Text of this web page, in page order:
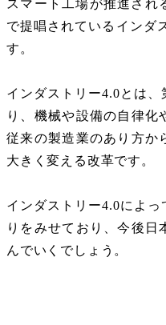
スマート工場が推進され
で提唱されているインダ
す。
インダストリー4.0とは、
り、機械や設備の自律化
従来の製造業のあり方か
大きく変える改革です。
インダストリー4.0によっ
りをみせており、今後日
んでいくでしょう。